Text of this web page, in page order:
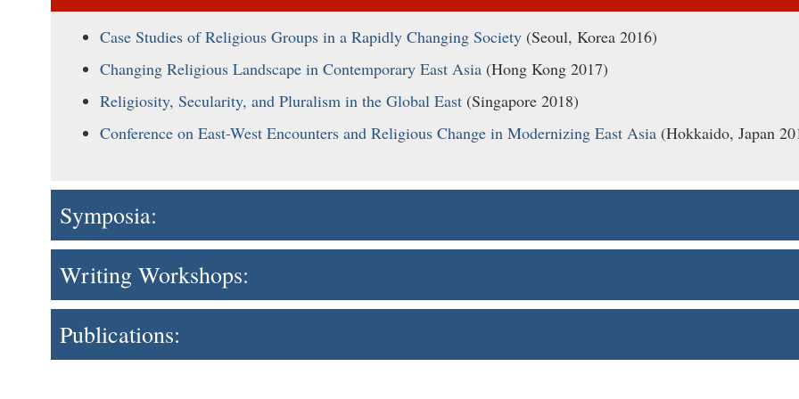
Case Studies of Religious Groups in a Rapidly Changing Society (Seoul, Korea 2016)
Changing Religious Landscape in Contemporary East Asia (Hong Kong 2017)
Religiosity, Secularity, and Pluralism in the Global East (Singapore 2018)
Conference on East-West Encounters and Religious Change in Modernizing East Asia (Hokkaido, Japan
Symposia:
Writing Workshops:
Publications: